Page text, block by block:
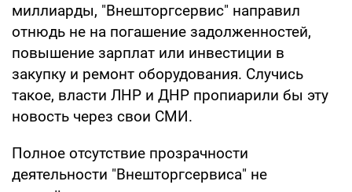
миллиарды, "Внешторгсервис" направил
отнюдь не на погашение задолженностей,
повышение зарплат или инвестиции в
закупку и ремонт оборудования. Случись
такое, власти ЛНР и ДНР пропиарили бы эту
новость через свои СМИ.
Полное отсутствие прозрачности
деятельности "Внешторгсервиса" не